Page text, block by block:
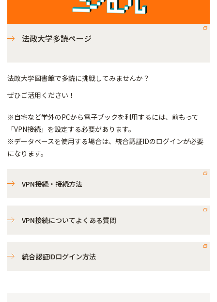
法政大学多読ページ
法政大学図書館で多読に挑戦してみませんか？
ぜひご活用ください！
※自宅など学外のPCから電子ブックを利用するには、前もって
「VPN接続」を設定する必要があります。
※データベースを使用する場合は、統合認証IDのログインが必要
になります。
VPN接続・接続方法
VPN接続についてよくある質問
統合認証IDログイン方法